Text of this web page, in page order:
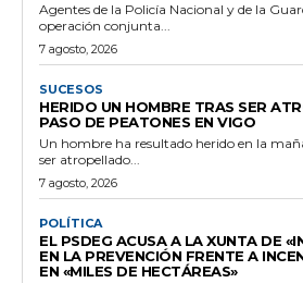
Agentes de la Policía Nacional y de la
operación conjunta...
7 agosto, 2026
SUCESOS
HERIDO UN HOMBRE TRAS SER
PASO DE PEATONES EN VIGO
Un hombre ha resultado herido en la
ser atropellado...
7 agosto, 2026
POLÍTICA
EL PSDEG ACUSA A LA XUNTA DE
EN LA PREVENCIÓN FRENTE A
EN «MILES DE HECTÁREAS»